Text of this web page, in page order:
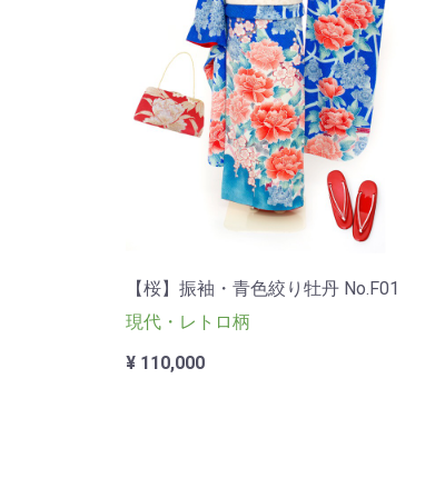
【桜】振袖・青色絞り牡丹 No.F01
現代・レトロ柄
¥ 110,000